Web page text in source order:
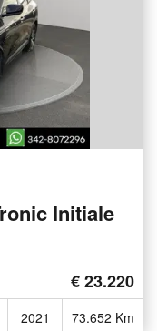
Initiale
€ 23.220
2021 73.652 Km